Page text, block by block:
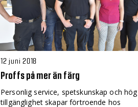
12 juni 2018
Proffs på mer än färg
Personlig service, spetskunskap och hög
tillgänglighet skapar förtroende hos